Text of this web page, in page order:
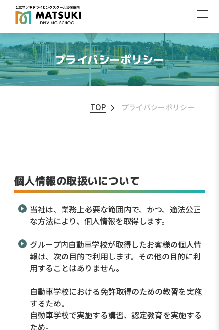
プライバシーポリシー
TOP プライバシーポリシー
個人情報の取扱いについて
当社は、業務上必要な範囲内で、かつ、適法公正
な方法により、個人情報を取得します。
グループ内自動車学校が取得したお客様の個人情
報は、次の目的で利用します。その他の目的に利
用することはありません。
自動車学校における免許取得のための教習を実施
するため。
自動車学校で実施する講習、認定教育を実施する
ため。